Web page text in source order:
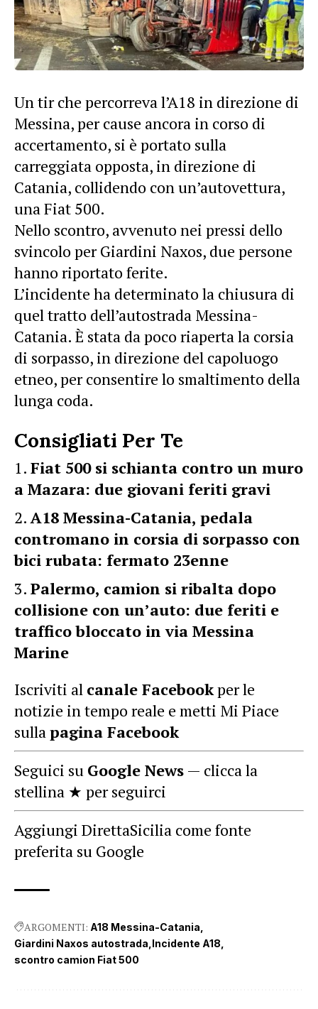
Un tir che percorreva l’A18 in direzione di
Messina, per cause ancora in corso di
accertamento, si è portato sulla
carreggiata opposta, in direzione di
Catania, collidendo con un’autovettura,
una Fiat 500.
Nello scontro, avvenuto nei pressi dello
svincolo per Giardini Naxos, due persone
hanno riportato ferite.
L’incidente ha determinato la chiusura di
quel tratto dell’autostrada Messina-
Catania. È stata da poco riaperta la corsia
di sorpasso, in direzione del capoluogo
etneo, per consentire lo smaltimento della
lunga coda.
Consigliati Per Te
Fiat 500 si schianta contro un muro
a Mazara: due giovani feriti gravi
A18 Messina-Catania, pedala
contromano in corsia di sorpasso con
bici rubata: fermato 23enne
Palermo, camion si ribalta dopo
collisione con un’auto: due feriti e
traffico bloccato in via Messina
Marine
Iscriviti al canale Facebookper le
notizie in tempo reale e metti Mi Piace
sullapagina Facebook
Seguici su Google News — clicca la
stellina ★ per seguirci
Aggiungi DirettaSicilia come fonte
preferita su Google
ARGOMENTI: A18 Messina-Catania
Giardini Naxos autostrada Incidente A18
scontro camion Fiat 500